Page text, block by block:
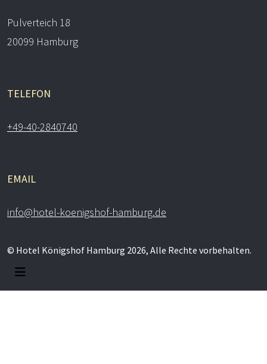
Pulverteich 18
20099 Hamburg
TELEFON
+49-40-2840740
EMAIL
info@hotel-koenigshof-hamburg.de
© Hotel Königshof Hamburg 2026, Alle Rechte vorbehalten.